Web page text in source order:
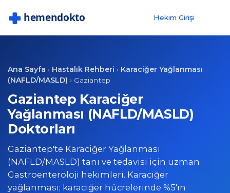
Hekim Girişi
Ana Sayfa › Hastalık Rehberi › Karaciğer Yağlanması
(NAFLD/MASLD) › Gaziantep
Gaziantep Karaciğer
Yağlanması (NAFLD/MASLD)
Doktorları
Gaziantep'te Karaciğer Yağlanması
(NAFLD/MASLD) tanı ve tedavisi için uzman
Gastroenteroloji hekimleri. Karaciğer
yağlanması; karaciğer hücrelerinde %5'in